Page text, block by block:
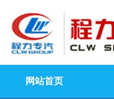
网站首页